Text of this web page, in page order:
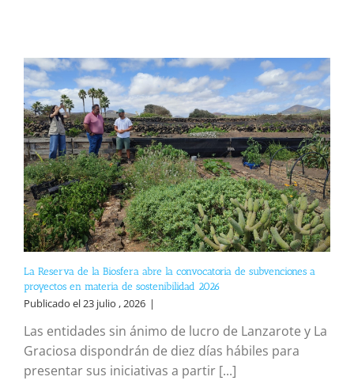
La Reserva de la Biosfera abre la convocatoria de subvenciones a
proyectos en materia de sostenibilidad 2026
Publicado el 23 julio , 2026 |
Las entidades sin ánimo de lucro de Lanzarote y La
Graciosa dispondrán de diez días hábiles para
presentar sus iniciativas a partir [...]